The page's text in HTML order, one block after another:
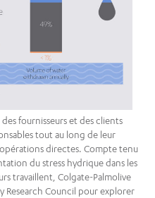
fournisseurs et des clients
tout au long de leur
directes. Compte tenu
du stress hydrique dans les
travaillent, Colgate-Palmolive
Research Council pour explorer